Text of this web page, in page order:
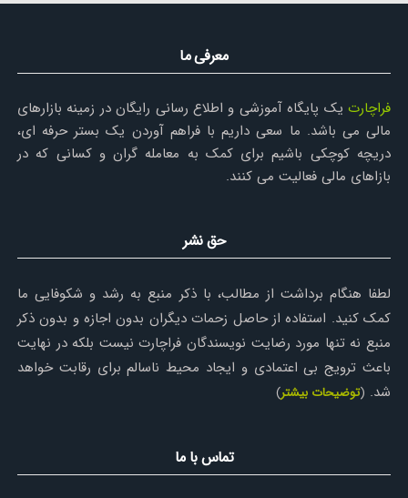
معرفی ما
فراچارتیک پایگاه آموزشی و اطلاع رسانی رایگان در زمینه بازارهای
مالی می باشد. ما سعی داریم با فراهم آوردن یک بستر حرفه ای،
دریچه کوچکی باشیم برای کمک به معامله گران و کسانی که در
بازاهای مالی فعالیت می کنند.
حق نشر
لطفا هنگام برداشت از مطالب، با ذکر منبع به رشد و شکوفایی ما
کمک کنید. استفاده از حاصل زحمات دیگران بدون اجازه و بدون ذکر
منبع نه تنها مورد رضایت نویسندگان فراچارت نیست بلکه در نهایت
باعث ترویج بی اعتمادی و ایجاد محیط ناسالم برای رقابت خواهد
شد. (توضیحات بیشتر)
تماس با ما